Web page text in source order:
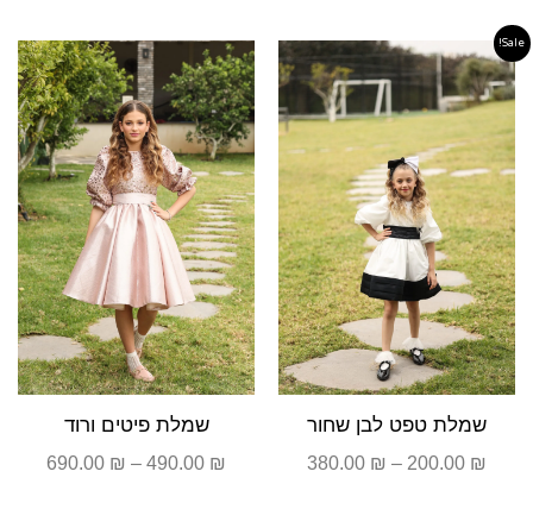
Sale!
שמלת טפט לבן שחור
200.00 ₪
–
380.00 ₪
טווח
מחירים:
עד
שמלת פיטים ורוד
490.00 ₪
–
690.00 ₪
טווח
עד